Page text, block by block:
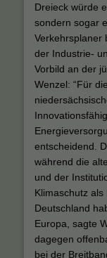
Dreieck würde
sondern sogar
Verkehrsplaner
der Industrie-
Vorbild an der
Wenzel: “Für
entscheidend.
während die
und der
Klimaschutz als
Deutschland
Europa, sagte
dagegen
bei der